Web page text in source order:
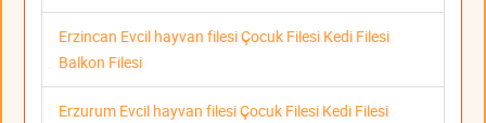
Erzincan Evcil hayvan filesi Çocuk Filesi Kedi Filesi
Balkon Filesi
Erzurum Evcil hayvan filesi Çocuk Filesi Kedi Filesi